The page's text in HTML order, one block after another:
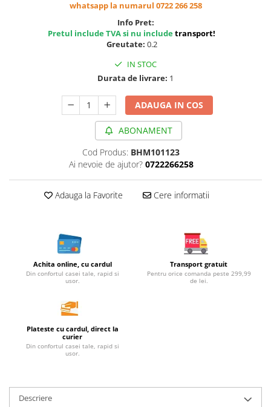
Cereale, fulgi din cereale, mic
Produse din carne
Sosuri, Ketchup bio
Conserve, Pateuri, creme
Produse din soia
Sare si inlocuitori
Produse care inlocuiesc carnea
Unt, alternativa unt
Terci bio
Dulciuri
Creme
whatsapp la numarul 0722 266 258
Info Pret:
Pretul include TVA si nu includetransport!
Greutate: 0.2
IN STOC
Durata de livrare: 1
ADAUGA IN COS
ABONAMENT
Cod Produs: BHM101123
Ai nevoie de ajutor? 0722266258
Adauga la Favorite Cere informatii
Achita online, cu cardul
Din confortul casei tale, rapid si
usor.
Transport gratuit
Pentru orice comanda peste 299,99
de lei.
Plateste cu cardul, direct la
curier
Din confortul casei tale, rapid si
usor.
Descriere